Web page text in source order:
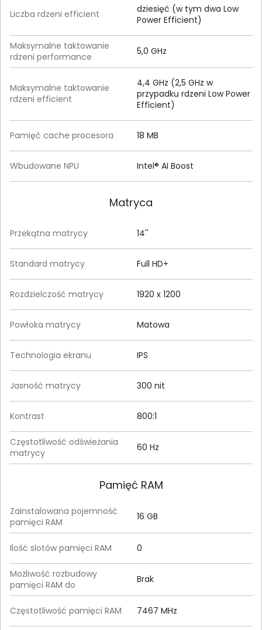
Liczba rdzeni efficient
dziesięć (w tym dwa Low
Power Efficient)
Maksymalne taktowanie
rdzeni performance
5,0 GHz
Maksymalne taktowanie
rdzeni efficient
4,4 GHz (2,5 GHz w
przypadku rdzeni Low Power
Efficient)
Pamięć cache procesora 18 MB
Wbudowane NPU Intel® AI Boost
Matryca
Przekątna matrycy 14''
Standard matrycy Full HD+
Rozdzielczość matrycy 1920 x 1200
Powłoka matrycy Matowa
Technologia ekranu IPS
Jasność matrycy 300 nit
Kontrast 800:1
Częstotliwość odświeżania
matrycy
60 Hz
Pamięć RAM
Zainstalowana pojemność
pamięci RAM
16 GB
Ilość slotów pamięci RAM 0
Możliwość rozbudowy
pamięci RAM do
Brak
Częstotliwość pamięci RAM 7467 MHz